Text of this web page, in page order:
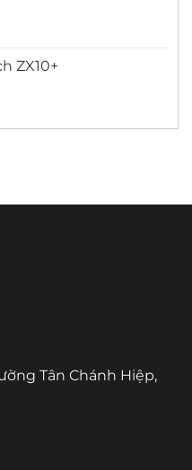
ZX10+
Tân Chánh Hiệp,